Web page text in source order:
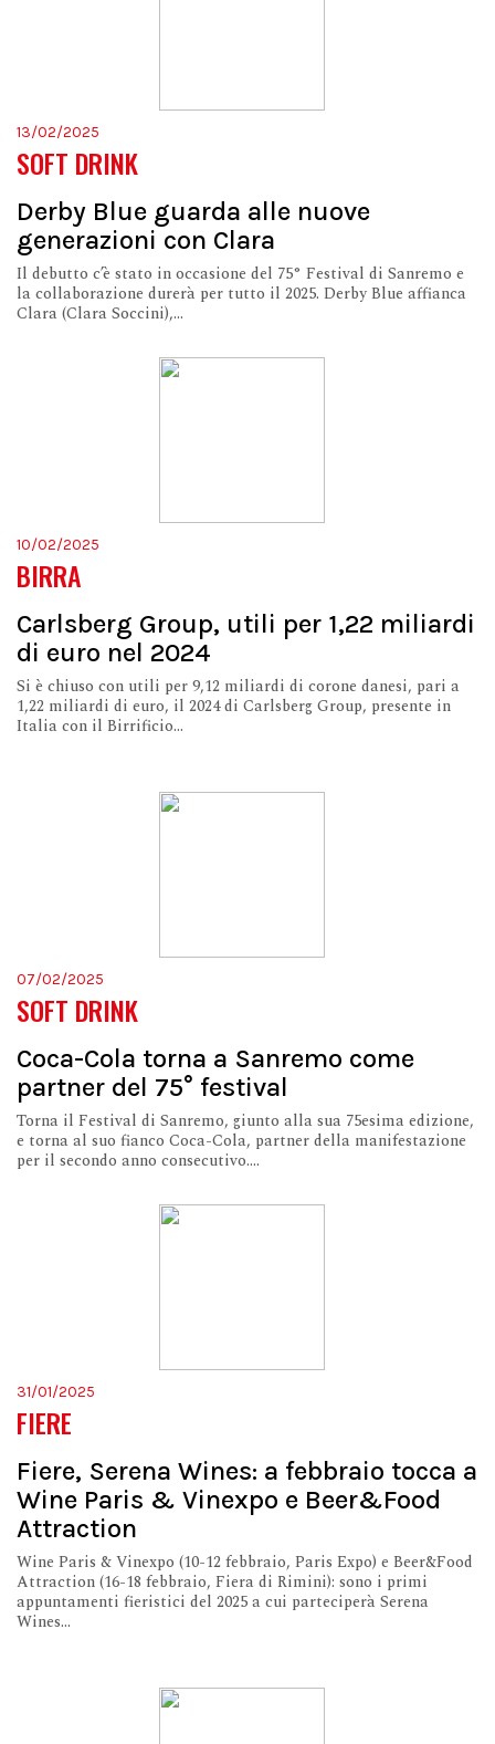
13/02/2025
SOFT DRINK
Derby Blue guarda alle nuove
generazioni con Clara
Il debutto c’è stato in occasione del 75° Festival di Sanremo e
la collaborazione durerà per tutto il 2025. Derby Blue affianca
Clara (Clara Soccini),...
10/02/2025
BIRRA
Carlsberg Group, utili per 1,22 miliardi
di euro nel 2024
Si è chiuso con utili per 9,12 miliardi di corone danesi, pari a
1,22 miliardi di euro, il 2024 di Carlsberg Group, presente in
Italia con il Birrificio...
07/02/2025
SOFT DRINK
Coca-Cola torna a Sanremo come
partner del 75° festival
Torna il Festival di Sanremo, giunto alla sua 75esima edizione,
e torna al suo fianco Coca-Cola, partner della manifestazione
per il secondo anno consecutivo....
31/01/2025
FIERE
Fiere, Serena Wines: a febbraio tocca a
Wine Paris & Vinexpo e Beer&Food
Attraction
Wine Paris & Vinexpo (10-12 febbraio, Paris Expo) e Beer&Food
Attraction (16-18 febbraio, Fiera di Rimini): sono i primi
appuntamenti fieristici del 2025 a cui parteciperà Serena
Wines...